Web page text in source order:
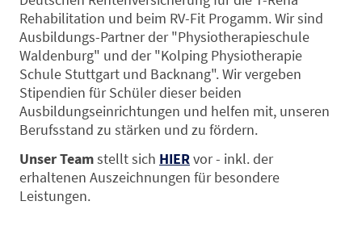
Rehabilitation und beim RV-Fit Progamm. Wir sind
Ausbildungs-Partner der "Physiotherapieschule
Waldenburg" und der "Kolping Physiotherapie
Schule Stuttgart und Backnang". Wir vergeben
Stipendien für Schüler dieser beiden
Ausbildungseinrichtungen und helfen mit, unseren
Berufsstand zu stärken und zu fördern.
Unser Teamstellt sich HIERvor - inkl. der
erhaltenen Auszeichnungen für besondere
Leistungen.